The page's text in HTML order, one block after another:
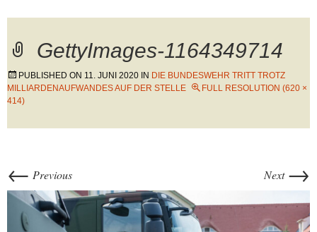
GettyImages-1164349714
PUBLISHED ON 11. JUNI 2020 IN DIE BUNDESWEHR TRITT TROTZ
MILLIARDENAUFWANDES AUF DER STELLE
FULL RESOLUTION (620 ×
414)
← Previous Next →